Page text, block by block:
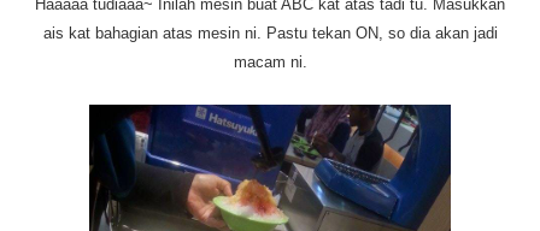
Haaaaa tudiaaa~ Inilah mesin buat ABC kat atas tadi tu. Masukkan
ais kat bahagian atas mesin ni. Pastu tekan ON, so dia akan jadi
macam ni.